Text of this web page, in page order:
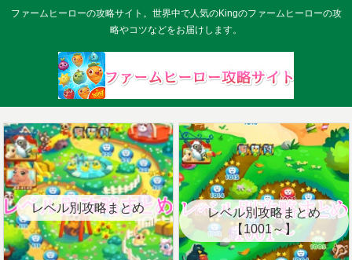
ファームヒーローの攻略サイト。世界中で人気のKingのファームヒーローの攻
略やコツなどをお届けします。
レベル別攻略まとめ
レベル別攻略まとめ
【1001～】